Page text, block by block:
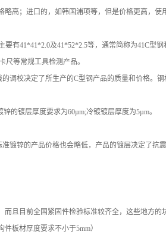
高；进口的，如韩国浦项等，但是价格更高，使
有41*41*2.0及41*52*2.5等，通常简称为41C型钢
尺等常规工具检测产品。
调校决定了所生产的C型钢产品的质量和价格。
的镀层厚度要求为60µm;冷镀镀层厚度为5µm。
镀锌的产品价格也会略低，产品的镀层决定了抗
且目前全国紧固件检验标准较齐全，这些地方的
板材厚度要求不小于5mm）